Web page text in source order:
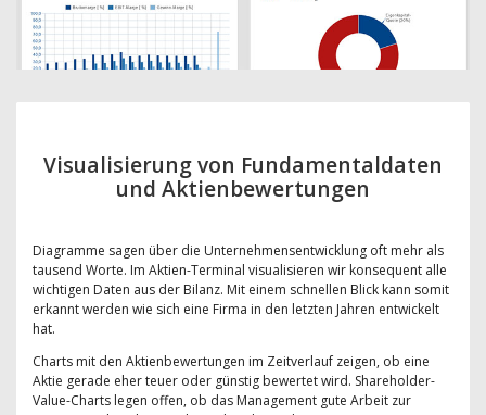
Visualisierung von Fundamentaldaten
und Aktienbewertungen
Diagramme sagen über die Unternehmensentwicklung oft mehr als
tausend Worte. Im Aktien-Terminal visualisieren wir konsequent alle
wichtigen Daten aus der Bilanz. Mit einem schnellen Blick kann somit
erkannt werden wie sich eine Firma in den letzten Jahren entwickelt
hat.
Charts mit den Aktienbewertungen im Zeitverlauf zeigen, ob eine
Aktie gerade eher teuer oder günstig bewertet wird. Shareholder-
Value-Charts legen offen, ob das Management gute Arbeit zur